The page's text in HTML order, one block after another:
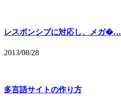
レスポンシブに対応し、メガ�…
2013/08/28
多言語サイトの作り方